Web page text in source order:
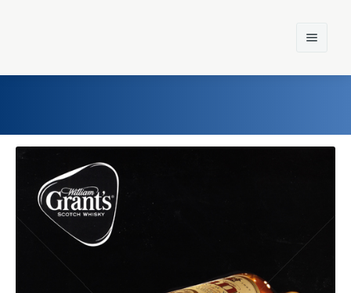
Home
Einst und Heute
Marken